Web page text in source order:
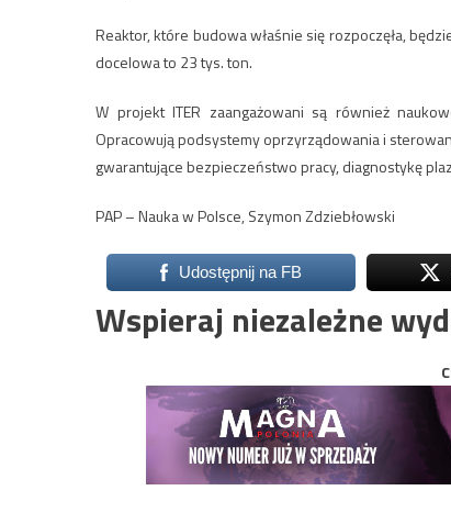
Reaktor, które budowa właśnie się rozpoczęła,
docelowa to 23 tys. ton.
W projekt ITER zaangażowani są również
Opracowują podsystemy oprzyrządowania i
gwarantujące bezpieczeństwo pracy, diagnostykę
PAP – Nauka w Polsce, Szymon Zdziebłowski
Udostępnij na FB
Wspieraj niezależne